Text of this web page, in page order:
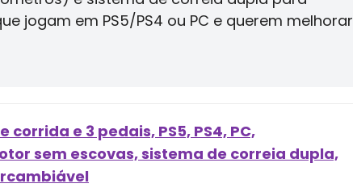
jogam em PS5/PS4 ou PC e querem melhorar
e 3 pedais, PS5, PS4, PC,
sem escovas, sistema de correia dupla,